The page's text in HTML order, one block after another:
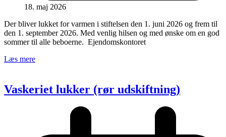
18. maj 2026
Der bliver lukket for varmen i stiftelsen den 1. juni 2026 og frem til
den 1. september 2026. Med venlig hilsen og med ønske om en god
sommer til alle beboerne. Ejendomskontoret
Læs mere
Vaskeriet lukker (rør udskiftning)